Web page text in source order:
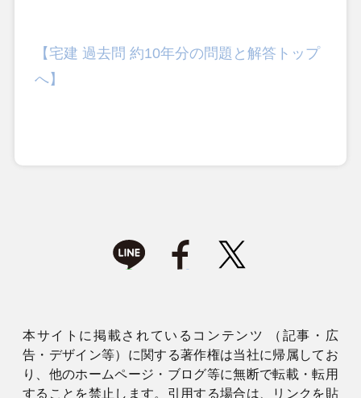
【宅建 過去問 約10年分の問題と解答トップ
へ】
本サイトに掲載されているコンテンツ （記事・広
告・デザイン等）に関する著作権は当社に帰属してお
り、他のホームページ・ブログ等に無断で転載・転用
することを禁止します。引用する場合は、リンクを貼